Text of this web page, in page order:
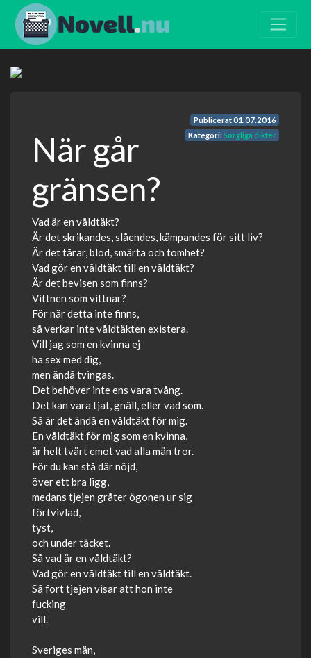
Publicerat01.07.2016
Kategori:Sorgliga dikter
När går
gränsen?
Vad är en våldtäkt?
Är det skrikandes, slåendes, kämpandes för sitt liv?
Är det tårar, blod, smärta och tomhet?
Vad gör en våldtäkt till en våldtäkt?
Är det bevisen som finns?
Vittnen som vittnar?
För när detta inte finns,
så verkar inte våldtäkten existera.
Vill jag som en kvinna ej
ha sex med dig,
men ändå tvingas.
Det behöver inte ens vara tvång.
Det kan vara tjat, gnäll, eller vad som.
Så är det ändå en våldtäkt för mig.
En våldtäkt för mig som en kvinna,
är helt tvärt emot vad alla män tror.
För du kan stå där nöjd,
över ett bra ligg,
medans tjejen gråter ögonen ur sig
förtvivlad,
tyst,
och under täcket.
Så vad är en våldtäkt?
Vad gör en våldtäkt till en våldtäkt.
Så fort tjejen visar att hon inte
fucking
vill.
Sveriges män,